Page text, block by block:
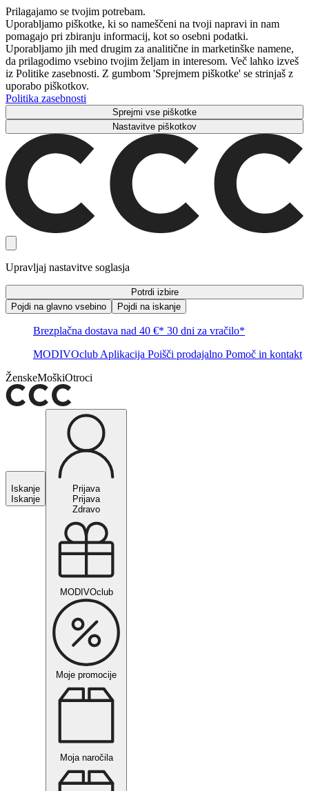
Prilagajamo se tvojim potrebam.
Uporabljamo piškotke, ki so nameščeni na tvoji napravi in ​​nam
pomagajo pri zbiranju informacij, kot so osebni podatki.
Uporabljamo jih med drugim za analitične in marketinške namene,
da prilagodimo vsebino tvojim željam in interesom. Več lahko izveš
iz Politike zasebnosti. Z gumbom 'Sprejmem piškotke' se strinjaš z
uporabo piškotkov.
Politika zasebnosti
Sprejmi vse piškotke
Nastavitve piškotkov
Upravljaj nastavitve soglasja
Potrdi izbire
Pojdi na glavno vsebino
Pojdi na iskanje
Brezplačna dostava nad 40 €* 30 dni za vračilo*
MODIVOclub Aplikacija Poišči prodajalno Pomoč in kontakt
ŽenskeMoškiOtroci
Iskanje
Iskanje
Prijava
Prijava
Zdravo
MODIVOclub
Moje promocije
Moja naročila